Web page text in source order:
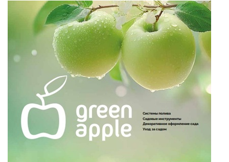
ИНФРАКРАСНЫЕ ЛАМПЫ
ИСТОЧНИКИ СВЕТА
КАБЕЛЕНЕСУЩИЕ СИСТЕМЫ
КЛЕЙКИЕ ЛЕНТЫ
и ЭРА!